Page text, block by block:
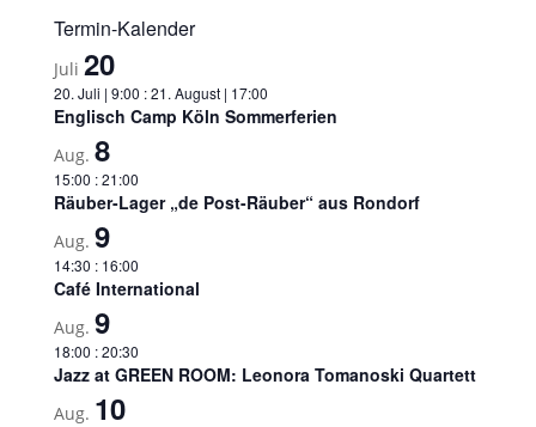
Termin-Kalender
Juli 20
20. Juli | 9:00 :21. August | 17:00
Englisch Camp Köln Sommerferien
Aug. 8
15:00 :21:00
Räuber-Lager „de Post-Räuber“ aus Rondorf
Aug. 9
14:30 : 16:00
Café International
Aug. 9
18:00 :20:30
Jazz at GREEN ROOM: Leonora Tomanoski Quartett
Aug. 10